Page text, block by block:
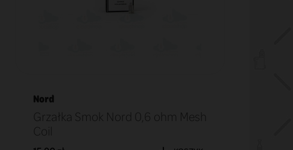
Nord
Grzałka Smok Nord 0,6 ohm Mesh
Coil